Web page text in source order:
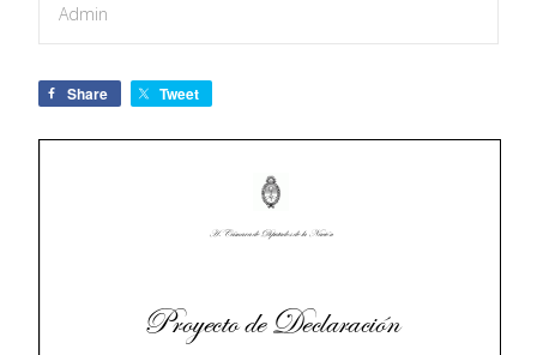
Admin
Share Tweet